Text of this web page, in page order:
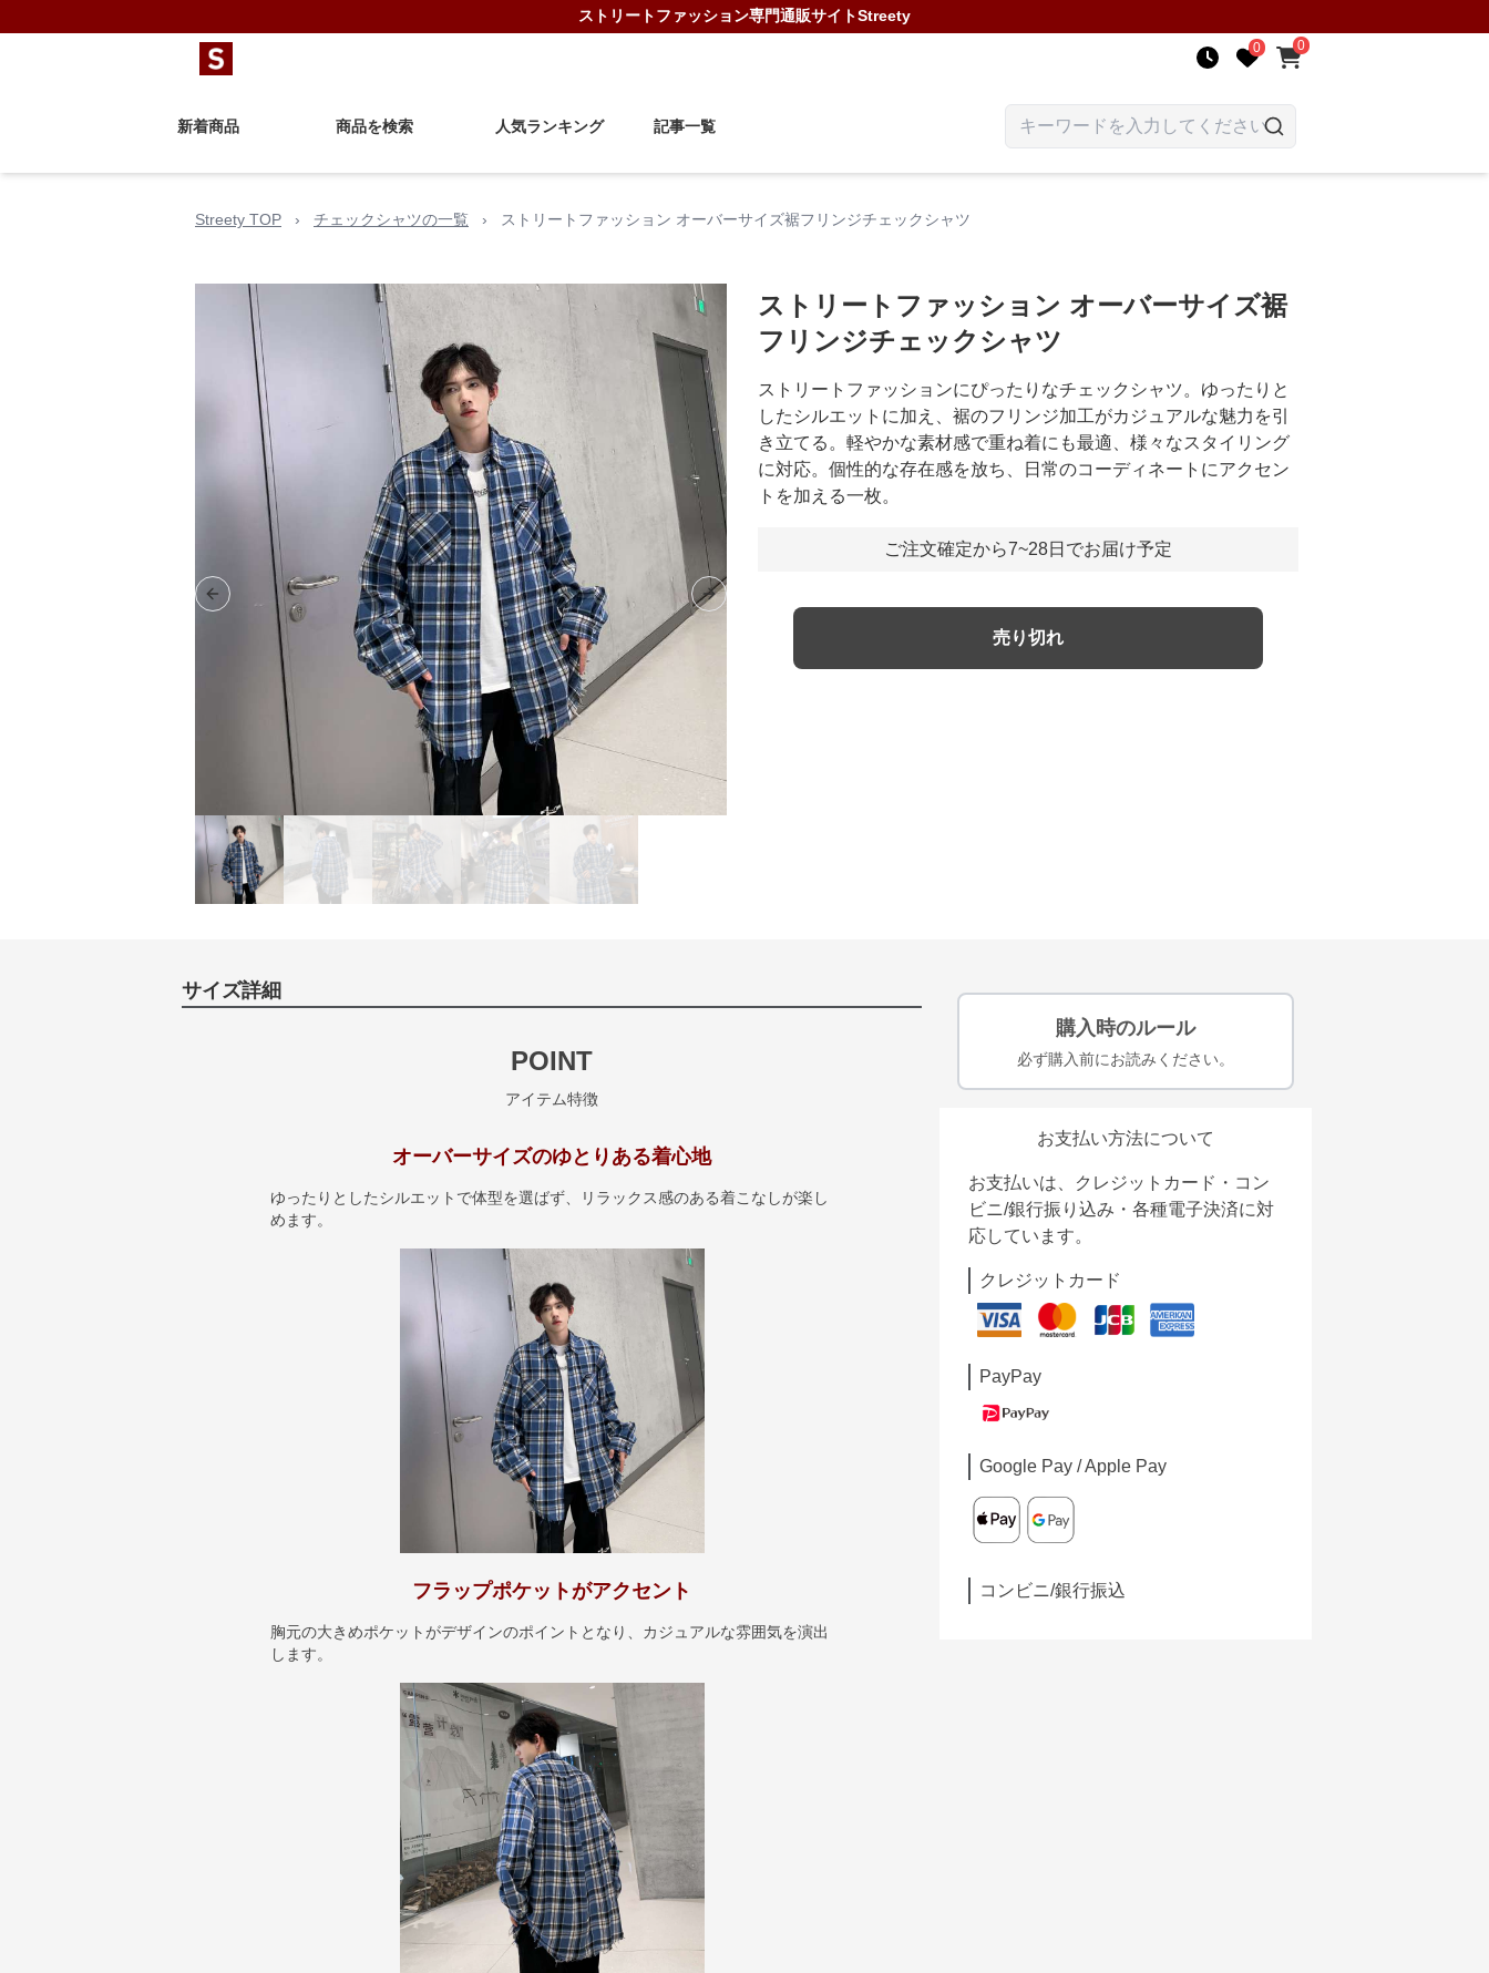
ストリートファッション専門通販サイトStreety
0 0
新着商品 商品を検索 人気ランキング 記事一覧
Streety TOP › チェックシャツの一覧 › ストリートファッション オーバーサイズ裾フリンジチェックシャツ
Previous slide Next slide
ストリートファッション オーバーサイズ裾
フリンジチェックシャツ
ストリートファッションにぴったりなチェックシャツ。ゆったりと
したシルエットに加え、裾のフリンジ加工がカジュアルな魅力を引
き立てる。軽やかな素材感で重ね着にも最適、様々なスタイリング
に対応。個性的な存在感を放ち、日常のコーディネートにアクセン
トを加える一枚。
ご注文確定から7~28日でお届け予定
売り切れ
サイズ詳細
POINT
アイテム特徴
オーバーサイズのゆとりある着心地
ゆったりとしたシルエットで体型を選ばず、リラックス感のある着こなしが楽し
めます。
フラップポケットがアクセント
胸元の大きめポケットがデザインのポイントとなり、カジュアルな雰囲気を演出
します。
購入時のルール
必ず購入前にお読みください。
お支払い方法について
お支払いは、クレジットカード・コン
ビニ/銀行振り込み・各種電子決済に対
応しています。
クレジットカード
PayPay
Google Pay / Apple Pay
コンビニ/銀行振込